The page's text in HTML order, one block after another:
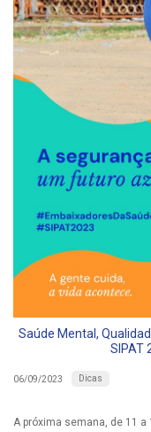
Saúde Mental,
SIPAT
06/09/2023 Dicas
A próxima semana, de 11